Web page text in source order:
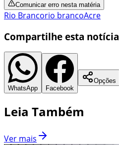
Comunicar erro nesta matéria
Rio Brancorio brancoAcre
Compartilhe esta notícia
WhatsApp Facebook
Opções
Leia Também
Ver mais